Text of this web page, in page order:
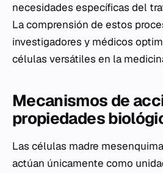
necesidades específicas del
La comprensión de estos
investigadores y médicos
células versátiles en la
Mecanismos de
propiedades
Las células madre
actúan únicamente como